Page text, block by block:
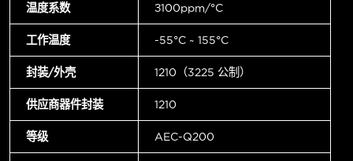
温度系数 ±100ppm/°C
工作温度 -55°C ~ 155°C
封装/外壳 1210（3225 公制）
供应商器件封装 1210
等级 AEC-Q200